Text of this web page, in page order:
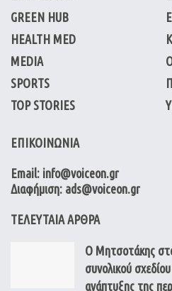
GREEN HUB
HEALTH MED
MEDIA
SPORTS
TOP STORIES
ΕΠΙΚΟΙΝΩΝΙΑ
Email: info@voiceon.gr
Διαφήμιση: ads@voiceon.gr
ΤΕΛΕΥΤΑΙΑ ΑΡΘΡΑ
Ο Μητσοτάκης
συνολικού
ανάπτυξης της